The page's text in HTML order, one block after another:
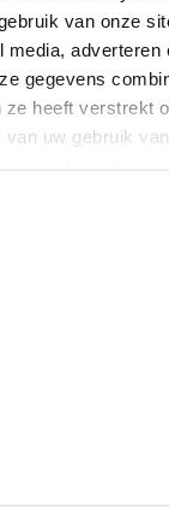
van onze
media, adverteren
gegevens
ze heeft verstrekt
uw gebruik